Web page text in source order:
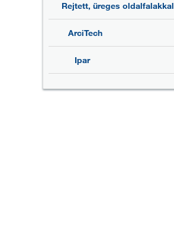
Rejtett, üreges oldalfalakkal
ArciTech
Ipar